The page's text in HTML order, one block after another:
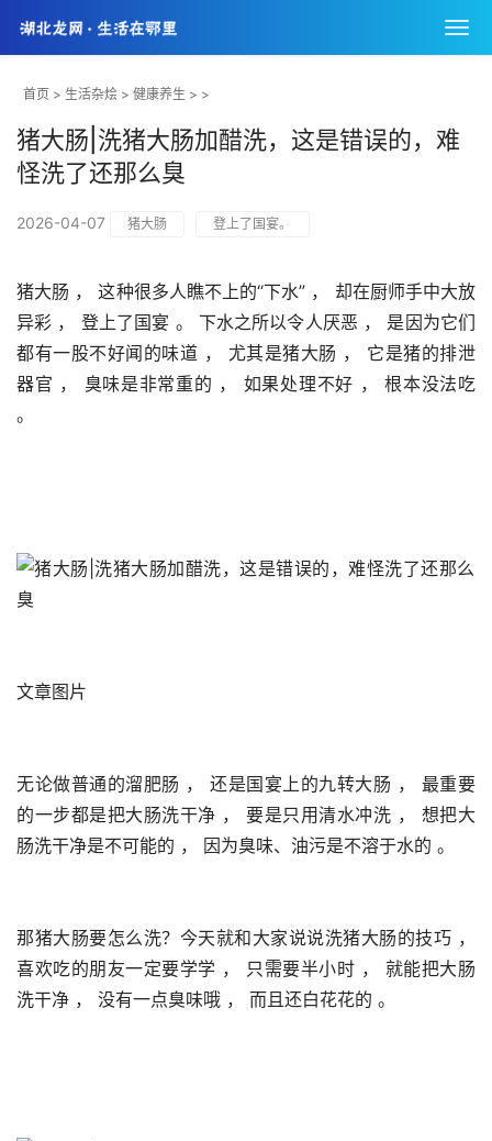
首页 > 生活杂烩 > 健康养生 > >
猪大肠|洗猪大肠加醋洗，这是错误的，难
怪洗了还那么臭
2026-04-07 猪大肠 登上了国宴。
猪大肠 ， 这种很多人瞧不上的“下水” ， 却在厨师手中大放
异彩 ， 登上了国宴 。 下水之所以令人厌恶 ， 是因为它们
都有一股不好闻的味道 ， 尤其是猪大肠 ， 它是猪的排泄
器官 ， 臭味是非常重的 ， 如果处理不好 ， 根本没法吃
。
文章图片
无论做普通的溜肥肠 ， 还是国宴上的九转大肠 ， 最重要
的一步都是把大肠洗干净 ， 要是只用清水冲洗 ， 想把大
肠洗干净是不可能的 ， 因为臭味、油污是不溶于水的 。
那猪大肠要怎么洗？今天就和大家说说洗猪大肠的技巧 ，
喜欢吃的朋友一定要学学 ， 只需要半小时 ， 就能把大肠
洗干净 ， 没有一点臭味哦 ， 而且还白花花的 。